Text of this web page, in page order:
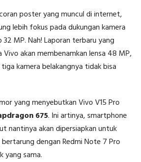
poster yang muncul di internet,
lebih fokus pada dukungan kamera
MP. Nah! Laporan terbaru yang
akan membenamkan lensa 48 MP,
kamera belakangnya tidak bisa
yang menyebutkan Vivo V15 Pro
675. Ini artinya, smartphone
nantinya akan dipersiapkan untuk
dengan Redmi Note 7 Pro
yang sama.